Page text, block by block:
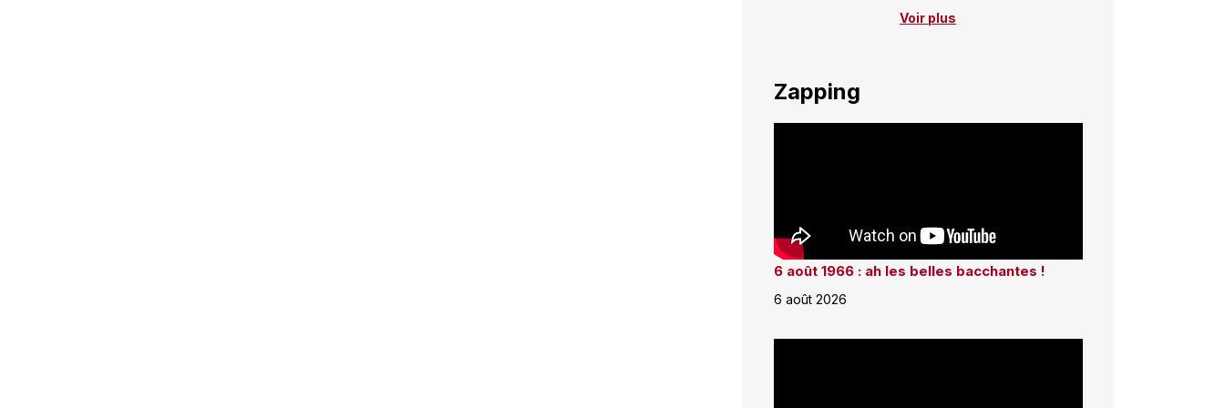
Voir plus
Zapping
6 août 1966 : ah les belles bacchantes !
6 août 2026